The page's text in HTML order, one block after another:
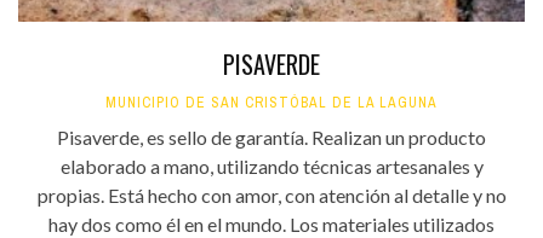
PISAVERDE
MUNICIPIO DE SAN CRISTÓBAL DE LA LAGUNA
Pisaverde, es sello de garantía. Realizan un producto
elaborado a mano, utilizando técnicas artesanales y
propias. Está hecho con amor, con atención al detalle y no
hay dos como él en el mundo. Los materiales utilizados